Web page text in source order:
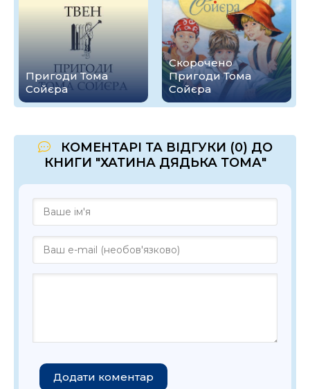
Пригоди Тома
Сойєра
Скорочено
Пригоди Тома
Сойєра
КОМЕНТАРІ ТА ВІДГУКИ (0) ДО
КНИГИ "ХАТИНА ДЯДЬКА ТОМА"
Додати коментар